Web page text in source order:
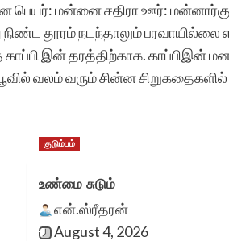
பெயர்: மன்னை சதிரா ஊர்:
தூரம் நடந்தாலும் பரவாயில்லை
காப்பி இன் தரத்திற்காக. காப்பிஇன்
வலம் வரும் சின்ன
குடும்பம்
உண்மை சுடும்
என்.ஸ்ரீதரன்
August 4, 2026